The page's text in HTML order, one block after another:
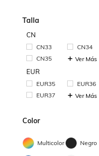
Talla
CN
CN33
CN34
CN35
Ver Más
EUR
EUR35
EUR36
EUR37
Ver Más
Color
Multicolor Negro